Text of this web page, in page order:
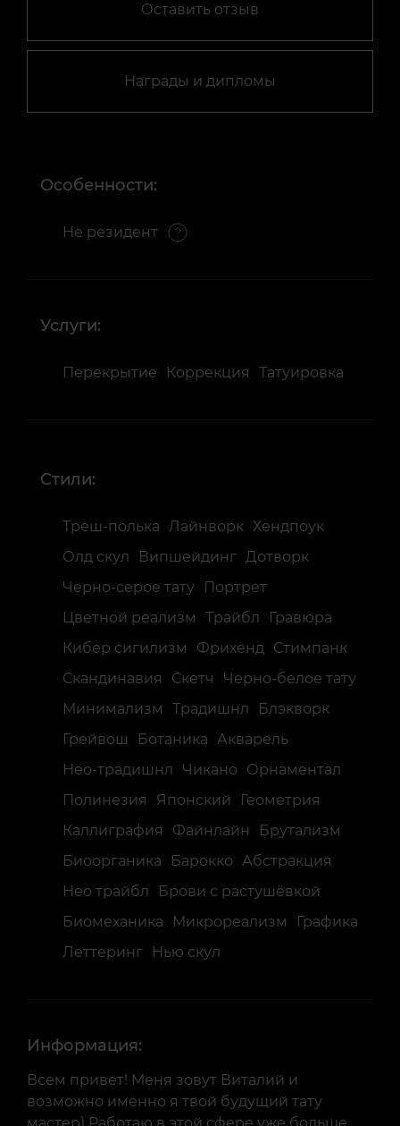
Оставить отзыв
Награды и дипломы
Особенности:
Не резидент
Услуги:
Перекрытие Коррекция Татуировка
Стили:
Треш-полька Лайнворк Хендпоук
Олд скул
Випшейдинг Дотворк
Черно-серое тату
Портрет
Цветной реализм
Трайбл
Гравюра
Кибер сигилизм
Фрихенд Стимпанк
Скандинавия
Скетч
Черно-белое тату
Минимализм
Традишнл
Блэкворк
Грейвош
Ботаника Акварель
Нео-традишнл
Чикано
Орнаментал
Полинезия
Японский
Геометрия
Каллиграфия
Файнлайн
Брутализм
Биоорганика
Барокко Абстракция
Нео трайбл
Брови с растушёвкой
Биомеханика
Микрореализм
Графика
Леттеринг
Нью скул
Информация:
Всем привет! Меня зовут Виталий и
возможно именно я твой будущий тату